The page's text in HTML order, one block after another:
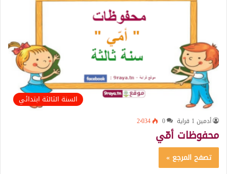
السنة الثالثة ابتدائي
أدمين 1 قراية 0 2٬034
محفوظات أمّي
تصفح المرجع »